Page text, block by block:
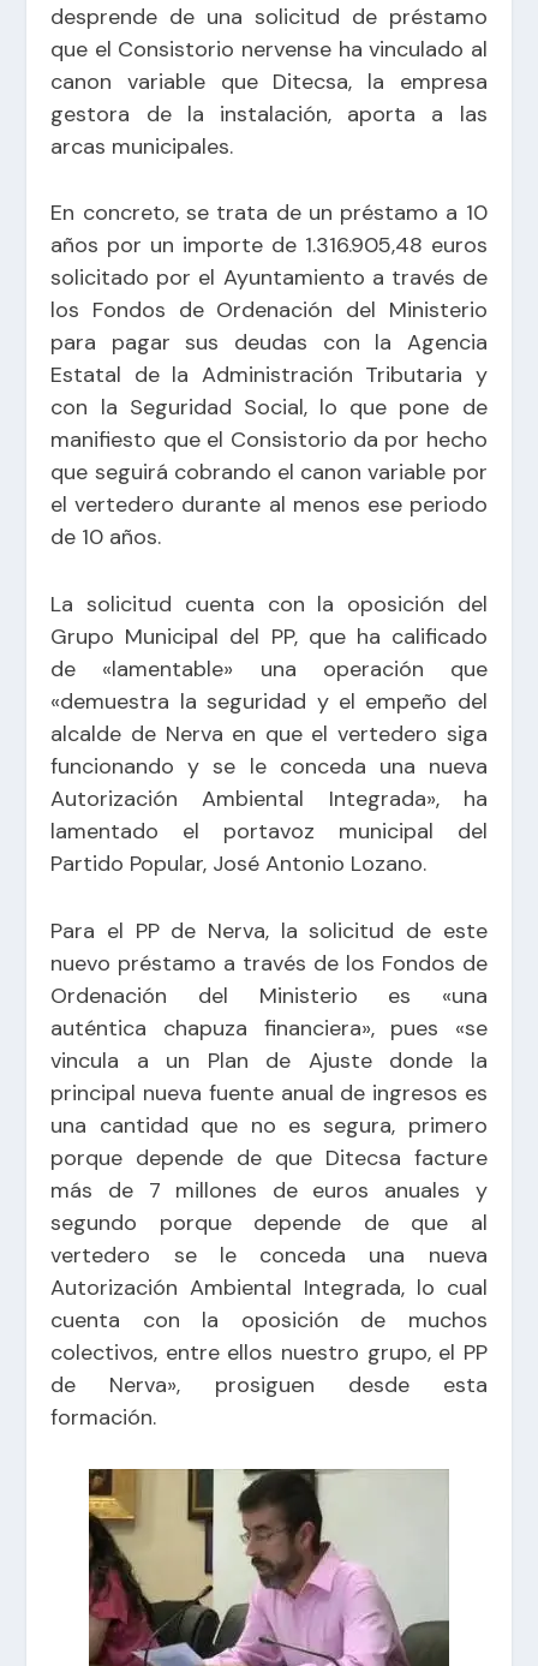
desprende de una solicitud de préstamo
que el Consistorio nervense ha vinculado al
canon variable que Ditecsa, la empresa
gestora de la instalación, aporta a las
arcas municipales.
En concreto, se trata de un préstamo a 10
años por un importe de 1.316.905,48 euros
solicitado por el Ayuntamiento a través de
los Fondos de Ordenación del Ministerio
para pagar sus deudas con la Agencia
Estatal de la Administración Tributaria y
con la Seguridad Social, lo que pone de
manifiesto que el Consistorio da por hecho
que seguirá cobrando el canon variable por
el vertedero durante al menos ese periodo
de 10 años.
La solicitud cuenta con la oposición del
Grupo Municipal del PP, que ha calificado
de «lamentable» una operación que
«demuestra la seguridad y el empeño del
alcalde de Nerva en que el vertedero siga
funcionando y se le conceda una nueva
Autorización Ambiental Integrada», ha
lamentado el portavoz municipal del
Partido Popular, José Antonio Lozano.
Para el PP de Nerva, la solicitud de este
nuevo préstamo a través de los Fondos de
Ordenación del Ministerio es «una
auténtica chapuza financiera», pues «se
vincula a un Plan de Ajuste donde la
principal nueva fuente anual de ingresos es
una cantidad que no es segura, primero
porque depende de que Ditecsa facture
más de 7 millones de euros anuales y
segundo porque depende de que al
vertedero se le conceda una nueva
Autorización Ambiental Integrada, lo cual
cuenta con la oposición de muchos
colectivos, entre ellos nuestro grupo, el PP
de Nerva», prosiguen desde esta
formación.